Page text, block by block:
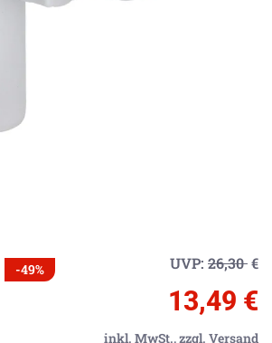
-49% UVP: 26,30€
13,49 €
inkl. MwSt.,zzgl. Versand